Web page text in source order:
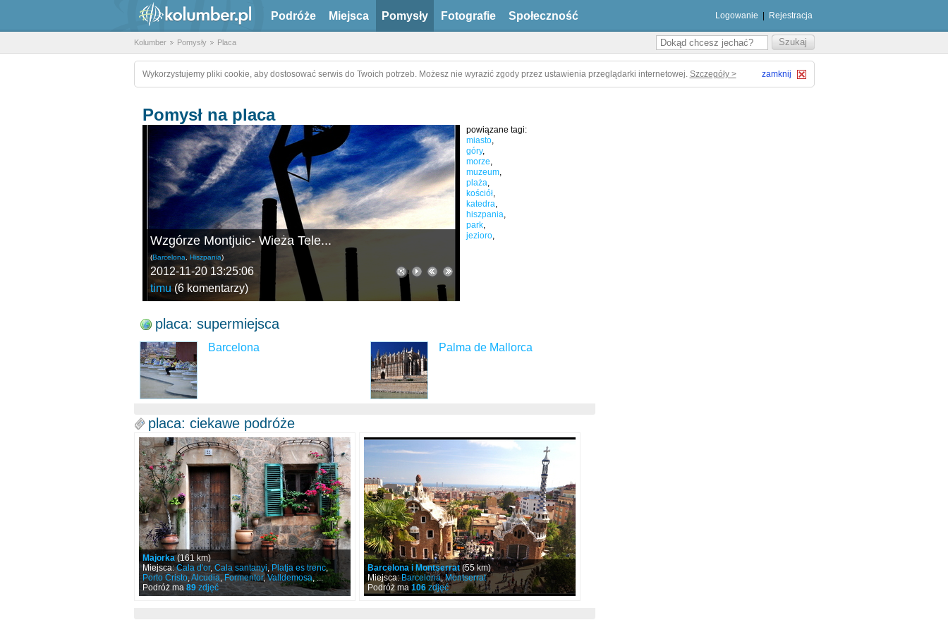
Podróże Miejsca Pomysły Fotografie Społeczność Logowanie Rejestracja
Kolumber Pomysły Placa
Wykorzystujemy pliki cookie, aby dostosować serwis do Twoich potrzeb. Możesz nie wyrazić zgody przez ustawienia przeglądarki internetowej. Szczegóły > zamknij
Pomysł na placa
powiązane tagi:
miasto,
góry,
morze,
muzeum,
plaża,
kościół,
katedra,
hiszpania,
park,
jezioro,
Wzgórze Montjuic- Wieża Tele...
(Barcelona Hiszpania)
2012-11-20 13:25:06
timu (6 komentarzy)
placa: supermiejsca
Barcelona Palma de Mallorca
placa: ciekawe podróże
Majorka(161 km)
Miejsca:Cala d'or, Cala santanyi, Platja es trenc,
Porto Cristo,Alcudia, Formentor,Valldemosa, ...
Podróż ma 89zdjęć
Barcelona i Montserrat(55 km)
Miejsca:Barcelona,Montserrat
Podróż ma 106zdjęć